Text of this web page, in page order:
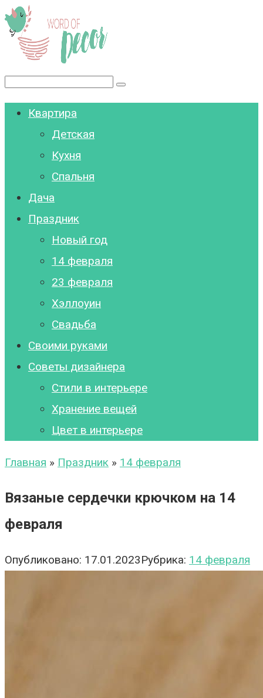
Перейти
к
контенту
Поиск:
Квартира
Детская
Кухня
Спальня
Дача
Праздник
Новый год
14 февраля
23 февраля
Хэллоуин
Свадьба
Своими руками
Советы дизайнера
Стили в интерьере
Хранение вещей
Цвет в интерьере
Главная » Праздник » 14 февраля
Вязаные сердечки крючком на 14
февраля
Опубликовано: 17.01.2023Рубрика: 14 февраля